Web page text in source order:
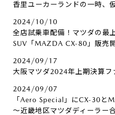
香里ユーカーランドの一時、
2024/10/10
全店試乗車配備！マツダの最
SUV「MAZDA CX-80」販売開
2024/09/17
大阪マツダ2024年上期決算フ
2024/09/07
「Aero Special」にCX-30と
～近畿地区マツダディーラー